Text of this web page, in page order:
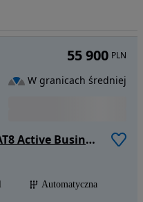
Peugeot 508 BlueHDi 130 EAT8 Active Business-Paket
Automatyczna
55 900 PLN
W granicach średniej